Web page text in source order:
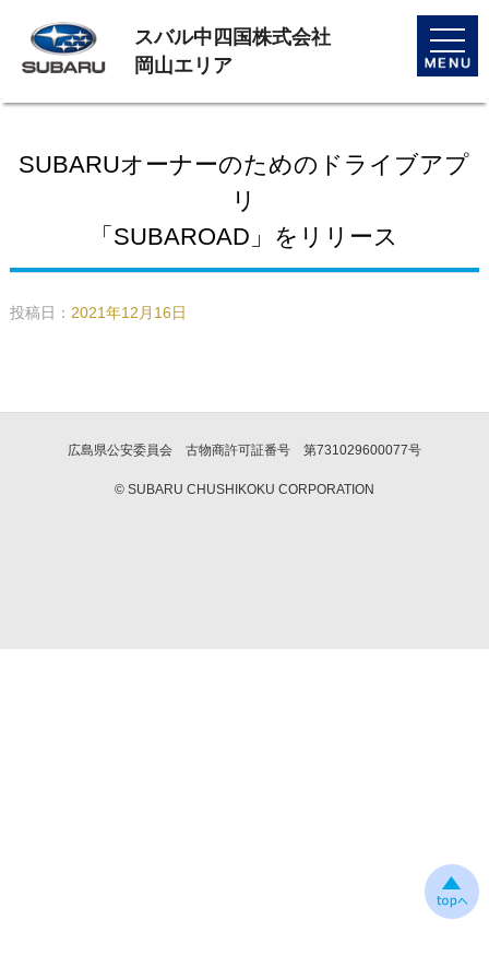
toggle
スバル中四国株式会社
岡山エリア
SUBARUオーナーのためのドライブアプ
リ
「SUBAROAD」をリリース
投稿日： 2021年12月16日
広島県公安委員会 古物商許可証番号 第731029600077号
© SUBARU CHUSHIKOKU CORPORATION